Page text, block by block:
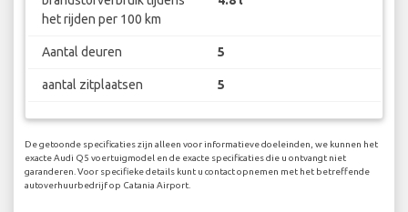
het rijden per 100 km
Aantal deuren 5
aantal zitplaatsen 5
De getoonde specificaties zijn alleen voor informatieve doeleinden, we kunnen het
exacte Audi Q5 voertuigmodel en de exacte specificaties die u ontvangt niet
garanderen. Voor specifieke details kunt u contact opnemen met het betreffende
autoverhuurbedrijf op Catania Airport.